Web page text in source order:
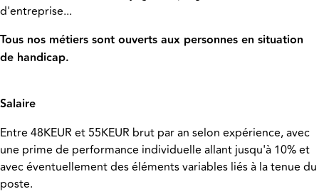
d'entreprise...
Tous nos métiers sont ouverts aux personnes en situation
de handicap.
Salaire
Entre 48KEUR et 55KEUR brut par an selon expérience, avec
une prime de performance individuelle allant jusqu'à 10% et
avec éventuellement des éléments variables liés à la tenue du
poste.